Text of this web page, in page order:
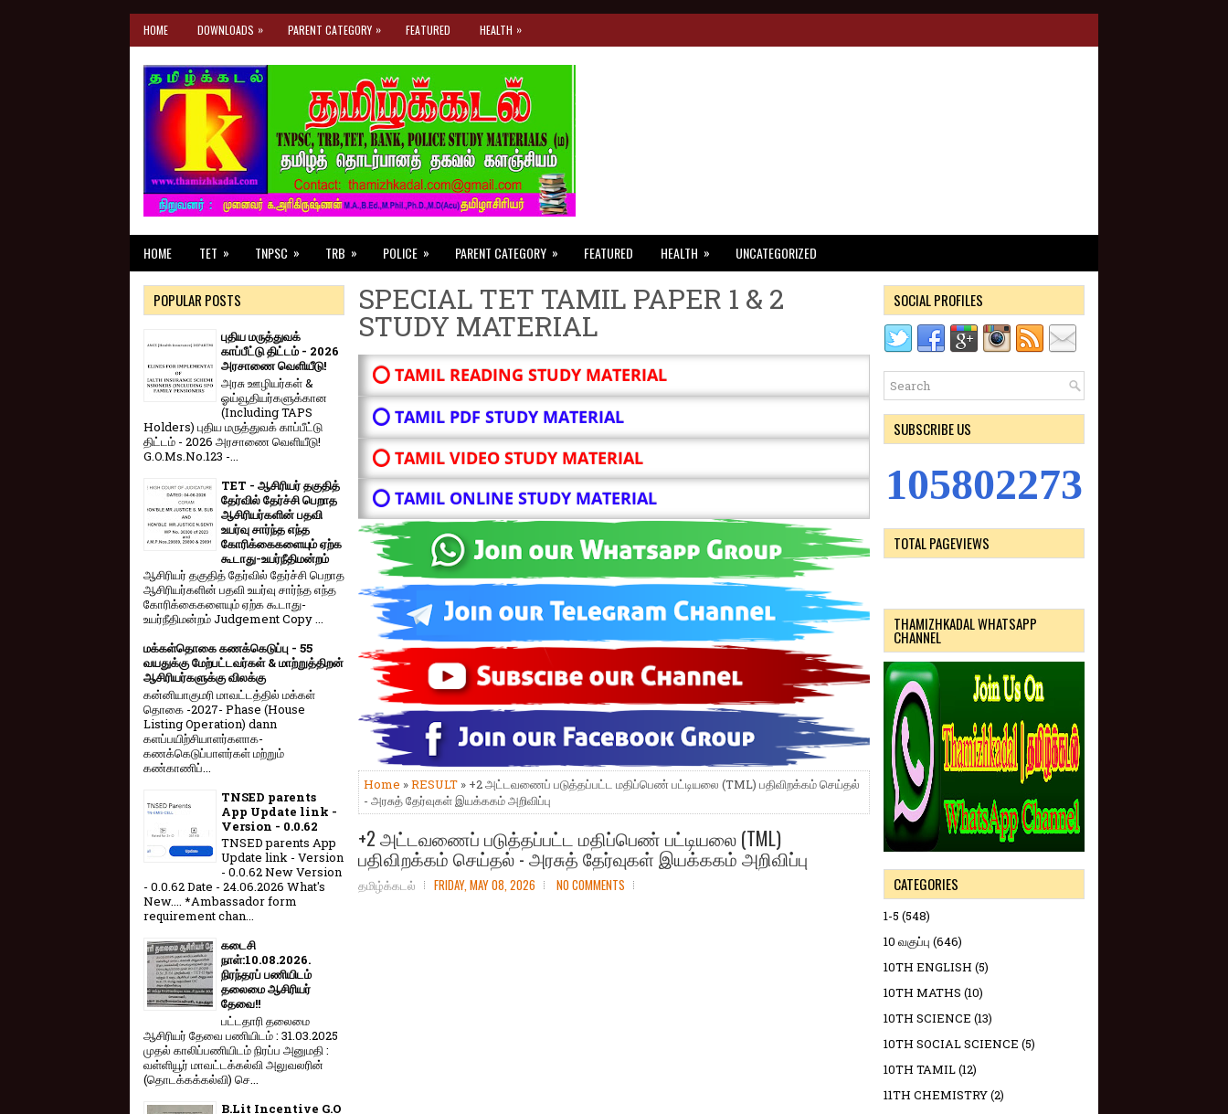
HOME DOWNLOADS » PARENT CATEGORY » FEATURED HEALTH »
HOME TET » TNPSC » TRB » POLICE » PARENT CATEGORY » FEATURED HEALTH » UNCATEGORIZED
SPECIAL TET TAMIL PAPER 1 & 2
STUDY MATERIAL
⭕ TAMIL READING STUDY MATERIAL
⭕ TAMIL PDF STUDY MATERIAL
⭕ TAMIL VIDEO STUDY MATERIAL
⭕ TAMIL ONLINE STUDY MATERIAL
Home »RESULT » +2 அட்டவணைப் படுத்தப்பட்ட மதிப்பெண் பட்டியலை (TML) பதிவிறக்கம் செய்தல்
- அரசுத் தேர்வுகள் இயக்ககம் அறிவிப்பு
+2 அட்டவணைப் படுத்தப்பட்ட மதிப்பெண் பட்டியலை (TML)
பதிவிறக்கம் செய்தல் - அரசுத் தேர்வுகள் இயக்ககம் அறிவிப்பு
தமிழ்க்கடல் FRIDAY, MAY 08, 2026 NO COMMENTS
POPULAR POSTS
புதிய மருத்துவக்
காப்பீட்டு திட்டம் - 2026
அரசாணை வெளியீடு!
அரசு ஊழியர்கள் &
ஓய்வூதியர்களுக்கான
(Including TAPS
Holders) புதிய மருத்துவக் காப்பீட்டு
திட்டம் - 2026 அரசாணை வெளியீடு!
G.O.Ms.No.123 -...
TET - ஆசிரியர் தகுதித்
தேர்வில் தேர்ச்சி பெறாத
ஆசிரியர்களின் பதவி
உயர்வு சார்ந்த எந்த
கோரிக்கைகளையும் ஏற்க
கூடாது-உயர்நீதிமன்றம்
ஆசிரியர் தகுதித் தேர்வில் தேர்ச்சி பெறாத
ஆசிரியர்களின் பதவி உயர்வு சார்ந்த எந்த
கோரிக்கைகளையும் ஏற்க கூடாது-
உயர்நீதிமன்றம் Judgement Copy ...
மக்கள்தொகை கணக்கெடுப்பு - 55
வயதுக்கு மேற்பட்டவர்கள் & மாற்றுத்திறன்
ஆசிரியர்களுக்கு விலக்கு
கன்னியாகுமரி மாவட்டத்தில் மக்கள்
தொகை -2027- Phase (House
Listing Operation) dann
களப்பயிற்சியாளர்களாக-
கணக்கெடுப்பாளர்கள் மற்றும்
கண்காணிப்...
TNSED parents
App Update link -
Version - 0.0.62
TNSED parents App
Update link - Version
- 0.0.62 New Version
- 0.0.62 Date - 24.06.2026 What's
New.... *Ambassador form
requirement chan...
கடைசி
நாள்:10.08.2026.
நிரந்தரப் பணியிடம்
தலைமை ஆசிரியர்
தேவை!!
பட்டதாரி தலைமை
ஆசிரியர் தேவை பணியிடம் : 31.03.2025
முதல் காலிப்பணியிடம் நிரப்ப அனுமதி :
வள்ளியூர் மாவட்டக்கல்வி அலுவலரின்
(தொடக்கக்கல்வி) செ...
B.Lit Incentive G.O
SOCIAL PROFILES
SUBSCRIBE US
105802273
TOTAL PAGEVIEWS
THAMIZHKADAL WHATSAPP
CHANNEL
CATEGORIES
1-5 (548)
10 வகுப்பு (646)
10TH ENGLISH (5)
10TH MATHS (10)
10TH SCIENCE (13)
10TH SOCIAL SCIENCE (5)
10TH TAMIL(12)
11TH CHEMISTRY(2)